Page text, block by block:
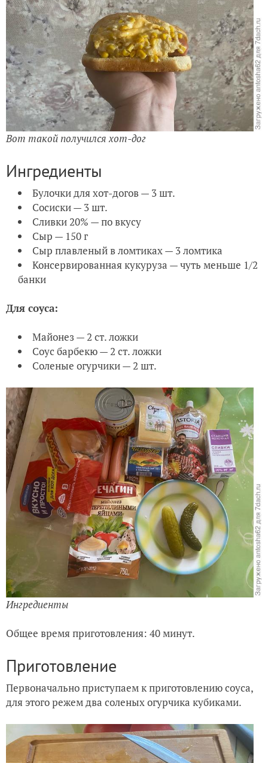
Вот такой получился хот-дог
Ингредиенты
Булочки для хот-догов — 3 шт.
Сосиски — 3 шт.
Сливки 20% — по вкусу
Сыр — 150 г
Сыр плавленый в ломтиках — 3 ломтика
Консервированная кукуруза — чуть меньше 1/2
банки
Для соуса:
Майонез — 2 ст. ложки
Соус барбекю — 2 ст. ложки
Соленые огурчики — 2 шт.
Ингредиенты
Общее время приготовления: 40 минут.
Приготовление
Первоначально приступаем к приготовлению соуса,
для этого режем два соленых огурчика кубиками.